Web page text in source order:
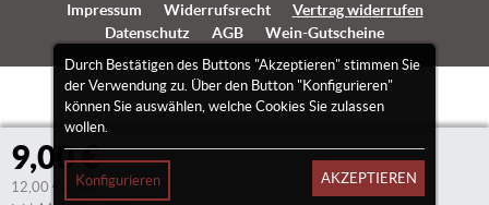
9,00 €
12,00 €/Liter
Durch Bestätigen des Buttons "Akzeptieren" stimmen Sie
der Verwendung zu. Über den Button "Konfigurieren"
können Sie auswählen, welche Cookies Sie zulassen
wollen.
Konfigurieren AKZEPTIEREN
Impressum Widerrufsrecht
Vertrag widerrufen
Datenschutz
AGB Wein-Gutscheine